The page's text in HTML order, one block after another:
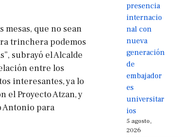
que no sean
trinchera podemos
subrayó el Alcalde
entre los
interesantes, ya lo
el Proyecto Atzan, y
Antonio para
presencia
internacio
nal con
nueva
generación
de
embajador
es
universitar
ios
5 agosto,
2026